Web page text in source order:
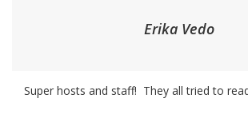
Erika Vedo
Super hosts and staff! They all tried to